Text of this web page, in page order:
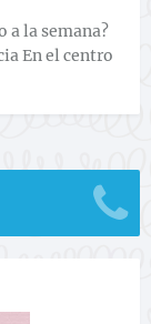
a la semana?
En el centro